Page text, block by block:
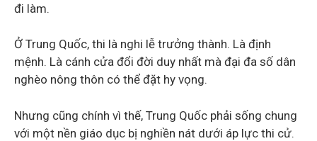
đi làm.
Ở Trung Quốc, thi là nghi lễ trưởng thành. Là định
mệnh. Là cánh cửa đổi đời duy nhất mà đại đa số dân
nghèo nông thôn có thể đặt hy vọng.
Nhưng cũng chính vì thế, Trung Quốc phải sống chung
với một nền giáo dục bị nghiền nát dưới áp lực thi cử.